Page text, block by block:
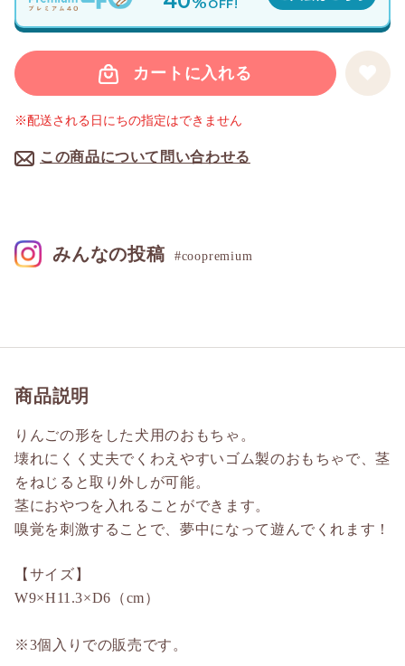
カートに入れる
この商品について問い合わせる
※配送される日にちの指定はできません
OFF!
商品説明
りんごの形をした犬用のおもちゃ。
壊れにくく丈夫でくわえやすいゴム製のおもちゃで、茎
をねじると取り外しが可能。
茎におやつを入れることができます。
嗅覚を刺激することで、夢中になって遊んでくれます！
【サイズ】
W9×H11.3×D6（cm）
※3個入りでの販売です。
みんなの投稿 #coopremium